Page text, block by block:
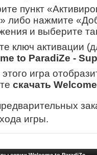
пункт
либо нажмите
и выберите
ключ активации
to ParadiZe -
игра
скачать
игры.